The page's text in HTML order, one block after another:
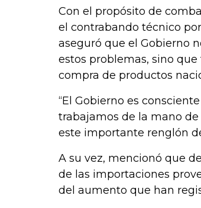
Con el propósito de
el contrabando técnico
aseguró que el Gobierno
estos problemas, sino
compra de productos
“El Gobierno es
trabajamos de la mano
este importante renglón
A su vez, mencionó que
de las importaciones
del aumento que han